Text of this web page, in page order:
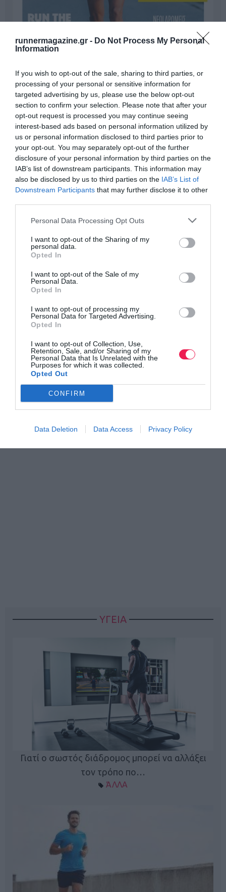
runnermagazine.gr - Do Not Process My Personal
Information
If you wish to opt-out of the sale, sharing to third parties, or
processing of your personal or sensitive information for
targeted advertising by us, please use the below opt-out
section to confirm your selection. Please note that after your
opt-out request is processed you may continue seeing
interest-based ads based on personal information utilized by
us or personal information disclosed to third parties prior to
your opt-out. You may separately opt-out of the further
disclosure of your personal information by third parties on the
IAB’s list of downstream participants. This information may
also be disclosed by us to third parties on the IAB’s List of
Downstream Participants that may further disclose it to other
Personal Data Processing Opt Outs
I want to opt-out of the Sharing of my
personal data.
Opted In
I want to opt-out of the Sale of my
Personal Data.
Opted In
I want to opt-out of processing my
Personal Data for Targeted Advertising.
Opted In
I want to opt-out of Collection, Use,
Retention, Sale, and/or Sharing of my
Personal Data that Is Unrelated with the
Purposes for which it was collected.
Opted Out
CONFIRM
Data Deletion Data Access Privacy Policy
Γίνε Συνδρομητής
Βρες το RUNNER!
Όλα τα Τεύχη
ΥΓΕΙΑ
Γιατί ο σωστός διάδρομος μπορεί να αλλάξει
τον τρόπο πο…
ΆΛΛΑ